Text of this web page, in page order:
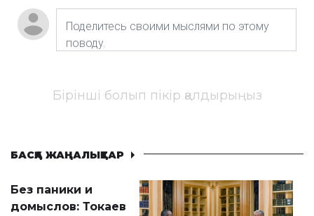
Бірінші болып пікір қалдырыңыз
БАСҚА ЖАҢАЛЫҚТАР
Без паники и
домыслов: Токаев